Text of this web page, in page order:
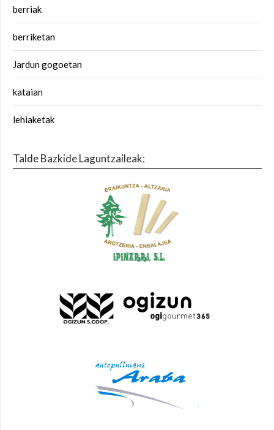
berriak
berriketan
Jardun gogoetan
kataian
lehiaketak
Talde Bazkide Laguntzaileak: